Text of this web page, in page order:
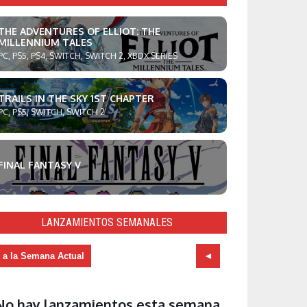
ADVENTURES OF ELLIOT: THE
TALES
PS5, PS4, SWITCH, SWITCH 2, XBOX SERIES
IN THE SKY 1ST CHAPTER
PS5, SWITCH, SWITCH 2
FANTASY V
LANZAMIENTOS SEMANALES
a la Semana Actual